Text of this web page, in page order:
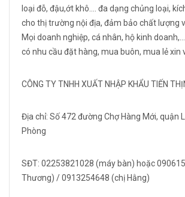
loại đỗ, đậu,ớt khô…. đa dạng chủng loại,
cho thị trường nội địa, đảm bảo chất lượng
Mọi doanh nghiệp, cá nhân, hộ kinh
có nhu cầu đặt hàng, mua buôn, mua lẻ xin
CÔNG TY TNHH XUẤT NHẬP KHẨU TIẾN
Địa chỉ: Số 472 đường Chợ Hàng Mới, quận
Phòng
SĐT: 02253821028 (máy bàn) hoặc
Thương) / 0913254648 (chị Hằng)